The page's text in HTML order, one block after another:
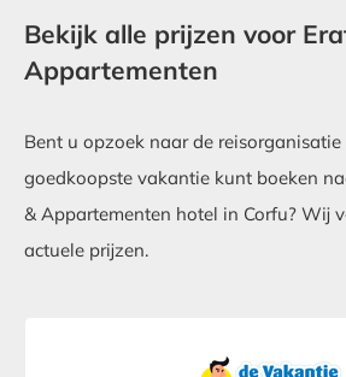
Bekijk alle prijzen voor
Appartementen
Bent u opzoek naar de
goedkoopste vakantie kunt boeken
& Appartementen hotel in Corfu? Wij
actuele prijzen.